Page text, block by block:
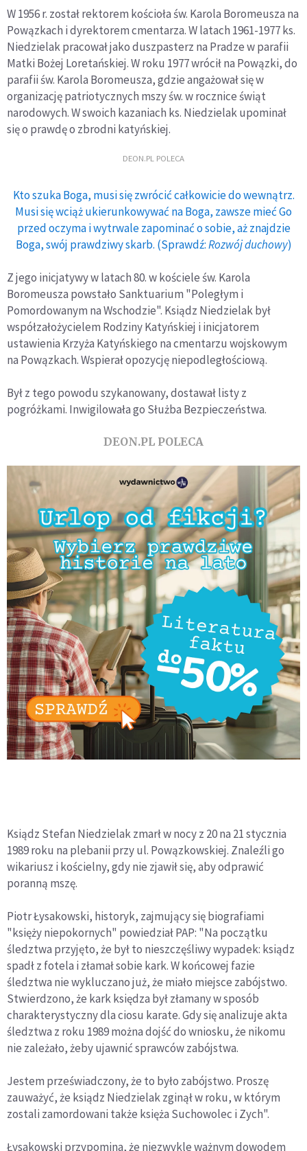
W 1956 r. został rektorem kościoła św. Karola Boromeusza na
Powązkach i dyrektorem cmentarza. W latach 1961-1977 ks.
Niedzielak pracował jako duszpasterz na Pradze w parafii
Matki Bożej Loretańskiej. W roku 1977 wrócił na Powązki, do
parafii św. Karola Boromeusza, gdzie angażował się w
organizację patriotycznych mszy św. w rocznice świąt
narodowych. W swoich kazaniach ks. Niedzielak upominał
się o prawdę o zbrodni katyńskiej.
DEON.PL POLECA
Kto szuka Boga, musi się zwrócić całkowicie do wewnątrz.
Musi się wciąż ukierunkowywać na Boga, zawsze mieć Go
przed oczyma i wytrwale zapominać o sobie, aż znajdzie
Boga, swój prawdziwy skarb. (Sprawdź:Rozwój duchowy)
Z jego inicjatywy w latach 80. w kościele św. Karola
Boromeusza powstało Sanktuarium "Poległym i
Pomordowanym na Wschodzie". Ksiądz Niedzielak był
współzałożycielem Rodziny Katyńskiej i inicjatorem
ustawienia Krzyża Katyńskiego na cmentarzu wojskowym
na Powązkach. Wspierał opozycję niepodległościową.
Był z tego powodu szykanowany, dostawał listy z
pogróżkami. Inwigilowała go Służba Bezpieczeństwa.
DEON.PL POLECA
Ksiądz Stefan Niedzielak zmarł w nocy z 20 na 21 stycznia
1989 roku na plebanii przy ul. Powązkowskiej. Znaleźli go
wikariusz i kościelny, gdy nie zjawił się, aby odprawić
poranną mszę.
Piotr Łysakowski, historyk, zajmujący się biografiami
"księży niepokornych" powiedział PAP: "Na początku
śledztwa przyjęto, że był to nieszczęśliwy wypadek: ksiądz
spadł z fotela i złamał sobie kark. W końcowej fazie
śledztwa nie wykluczano już, że miało miejsce zabójstwo.
Stwierdzono, że kark księdza był złamany w sposób
charakterystyczny dla ciosu karate. Gdy się analizuje akta
śledztwa z roku 1989 można dojść do wniosku, że nikomu
nie zależało, żeby ujawnić sprawców zabójstwa.
Jestem przeświadczony, że to było zabójstwo. Proszę
zauważyć, że ksiądz Niedzielak zginął w roku, w którym
zostali zamordowani także księża Suchowolec i Zych".
Łysakowski przypomina, że niezwykle ważnym dowodem